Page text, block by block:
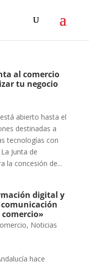
al comercio
tu negocio
abierto hasta el
destinadas a
tecnologías con
Junta de
la concesión de...
digital y
, Noticias
hace